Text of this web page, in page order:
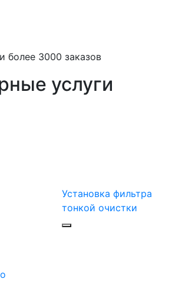
более 3000 заказов
услуги
Установка фильтра
тонкой очистки